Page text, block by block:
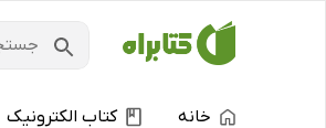
خانه کتاب الکترونیک